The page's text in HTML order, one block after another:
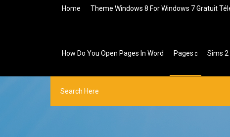
Home Theme Windows 8 For Windows 7 Gratuit
How Do You Open Pages In Word Pages Sims 2